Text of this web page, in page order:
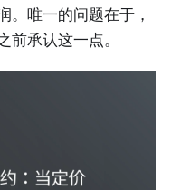
。唯一的问题在于，
前承认这一点。